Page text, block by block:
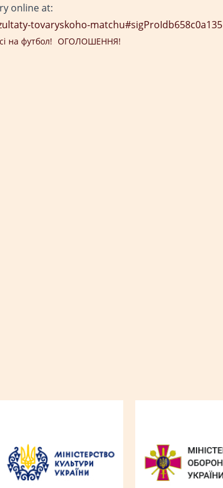
online at:
tovaryskoho-matchu#sigProIdb658c0a135
на футбол! ОГОЛОШЕННЯ!